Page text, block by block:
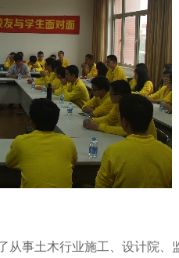
事土木行业施工、设计院、